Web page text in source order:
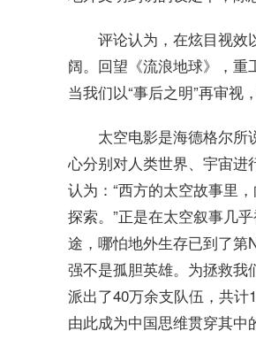
评论认为，在炫目视效
阔。回望《流浪地球》，重
当我们以“事后之明”再审视
太空电影是海德格尔所
心分别对人类世界、宇宙
认为：“西方的太空故事里
探索。”正是在太空叙事几
途，哪怕地外生存已到了
强不是孤胆英雄。为拯救我
派出了40万余支队伍，共
由此成为中国思维贯穿其中